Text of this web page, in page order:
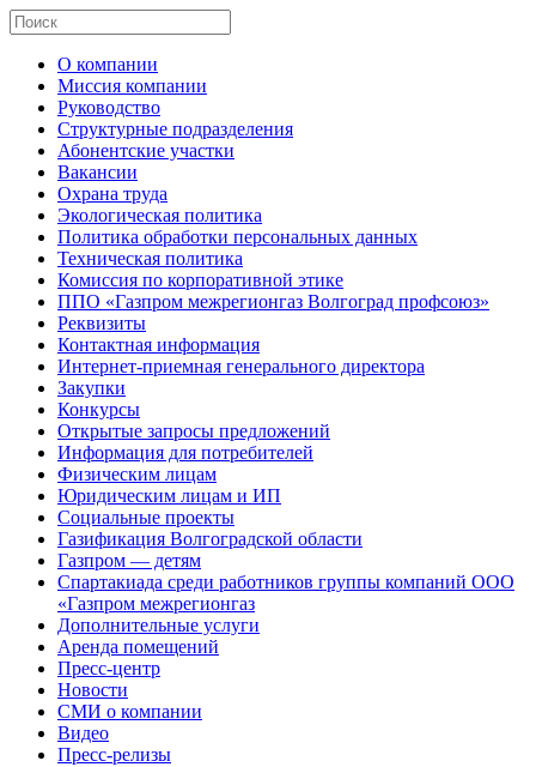
О компании
Миссия компании
Руководство
Структурные подразделения
Абонентские участки
Вакансии
Охрана труда
Экологическая политика
Политика обработки персональных данных
Техническая политика
Комиссия по корпоративной этике
ППО «Газпром межрегионгаз Волгоград профсоюз»
Реквизиты
Контактная информация
Интернет-приемная генерального директора
Закупки
Конкурсы
Открытые запросы предложений
Информация для потребителей
Физическим лицам
Юридическим лицам и ИП
Социальные проекты
Газификация Волгоградской области
Газпром — детям
Спартакиада среди работников группы компаний ООО
«Газпром межрегионгаз
Дополнительные услуги
Аренда помещений
Пресс-центр
Новости
СМИ о компании
Видео
Пресс-релизы